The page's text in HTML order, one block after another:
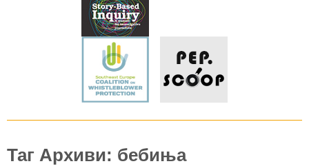
Таг Архиви: бебиња